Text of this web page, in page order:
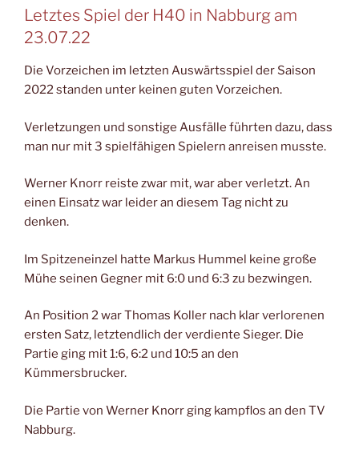
Letztes Spiel der H40 in Nabburg am
23.07.22
Die Vorzeichen im letzten Auswärtsspiel der Saison
2022 standen unter keinen guten Vorzeichen.
Verletzungen und sonstige Ausfälle führten dazu, dass
man nur mit 3 spielfähigen Spielern anreisen musste.
Werner Knorr reiste zwar mit, war aber verletzt. An
einen Einsatz war leider an diesem Tag nicht zu
denken.
Im Spitzeneinzel hatte Markus Hummel keine große
Mühe seinen Gegner mit 6:0 und 6:3 zu bezwingen.
An Position 2 war Thomas Koller nach klar verlorenen
ersten Satz, letztendlich der verdiente Sieger. Die
Partie ging mit 1:6, 6:2 und 10:5 an den
Kümmersbrucker.
Die Partie von Werner Knorr ging kampflos an den TV
Nabburg.